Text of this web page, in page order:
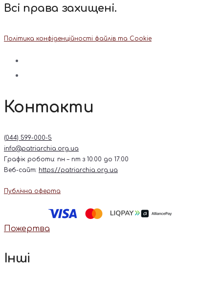
Всі права захищені.
Політика конфіденційності файлів та Cookie
Контакти
(044) 599-000-5
info@patriarchia.org.ua
Графік роботи: пн – пт з 10:00 до 17:00
Веб-сайт: https://patriarchia.org.ua
Публічна оферта
Пожертва
Інші